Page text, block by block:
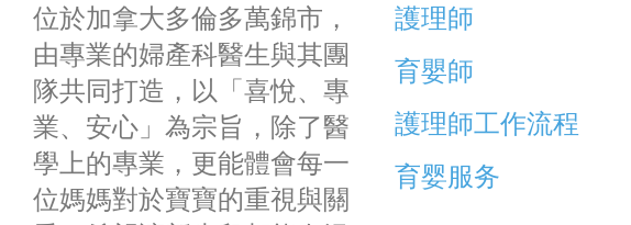
位於加拿大多倫多萬錦市，
由專業的婦產科醫生與其團
隊共同打造，以「喜悅、專
業、安心」為宗旨，除了醫
學上的專業，更能體會每一
位媽媽對於寶寶的重視與關
護理師
育嬰師
護理師工作流程
育婴服务